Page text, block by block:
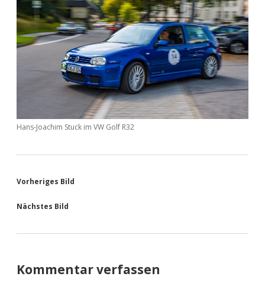
Hans-Joachim Stuck im VW Golf R32
Vorheriges Bild
Nächstes Bild
Kommentar verfassen